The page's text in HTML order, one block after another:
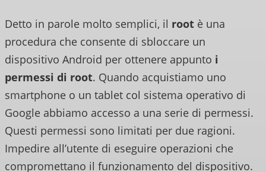
Detto in parole molto semplici, il root è una
procedura che consente di sbloccare un
dispositivo Android per ottenere appunto i
permessi di root. Quando acquistiamo uno
smartphone o un tablet col sistema operativo di
Google abbiamo accesso a una serie di permessi.
Questi permessi sono limitati per due ragioni.
Impedire all’utente di eseguire operazioni che
compromettano il funzionamento del dispositivo.